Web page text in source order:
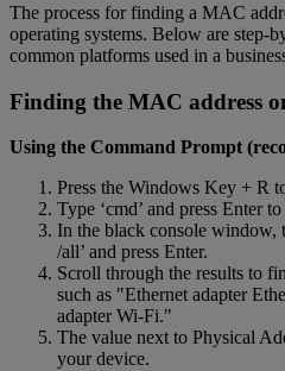
The process for finding a MAC
operating systems. Below are step-
common platforms used in a
Finding the MAC address
Using the Command Prompt
Press the Windows Key + R
Type ‘cmd’ and press Enter
In the black console window,
/all’ and press Enter.
Scroll through the results to
such as "Ethernet adapter
adapter Wi-Fi."
The value next to Physical
your device.